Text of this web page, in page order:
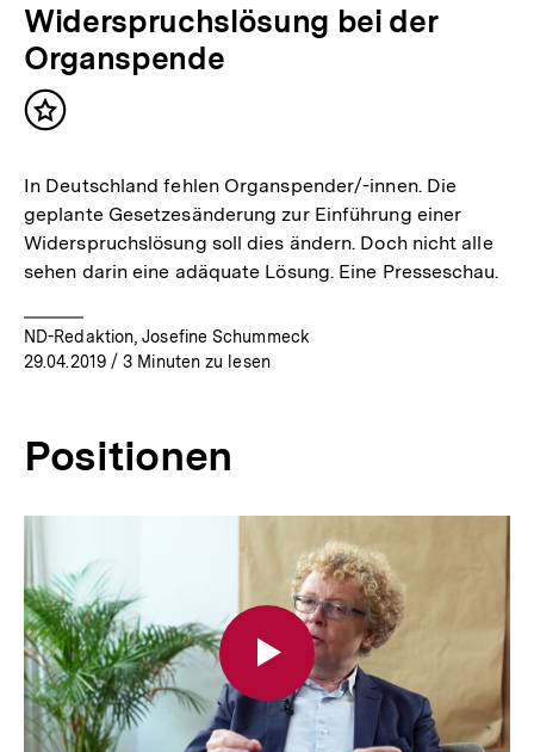
Widerspruchslösung bei der
Organspende
Inhalt
In Deutschland fehlen Organspender/-innen. Die
geplante Gesetzesänderung zur Einführung einer
Widerspruchslösung soll dies ändern. Doch nicht alle
sehen darin eine adäquate Lösung. Eine Presseschau.
ND-Redaktion, Josefine Schummeck
29.04.2019/ 3 Minuten zu lesen
Positionen